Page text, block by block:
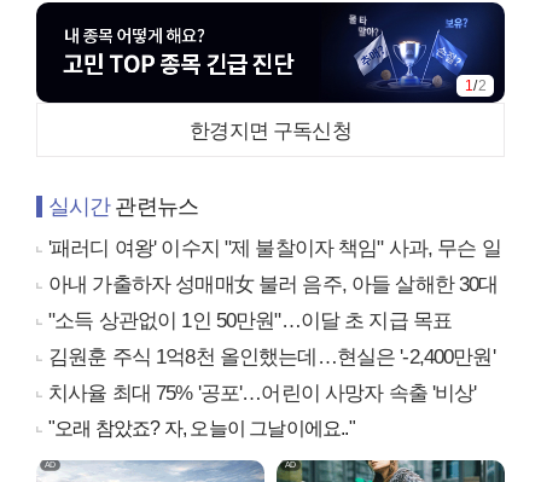
2/2
한경지면 구독신청
실시간관련뉴스
'패러디 여왕' 이수지 "제 불찰이자 책임" 사과, 무슨 일
아내 가출하자 성매매女 불러 음주, 아들 살해한 30대
"소득 상관없이 1인 50만원"…이달 초 지급 목표
김원훈 주식 1억8천 올인했는데…현실은 '-2,400만원'
치사율 최대 75% '공포'…어린이 사망자 속출 '비상'
"오래 참았죠? 자, 오늘이 그날이에요.."